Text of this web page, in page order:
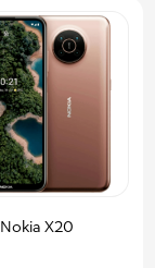
Nokia X20